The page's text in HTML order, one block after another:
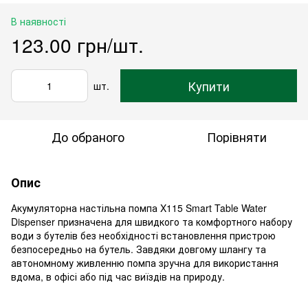
В наявності
123.00 грн/шт.
шт. Купити
До обраного Порівняти
Опис
Акумуляторна настільна помпа X115 Smart Table Water
Dispenser призначена для швидкого та комфортного набору
води з бутелів без необхідності встановлення пристрою
безпосередньо на бутель. Завдяки довгому шлангу та
автономному живленню помпа зручна для використання
вдома, в офісі або під час виїздів на природу.